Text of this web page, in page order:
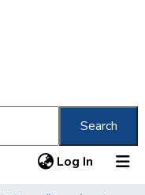
Search
Log In (current)